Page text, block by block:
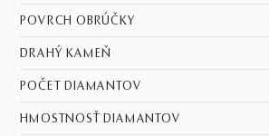
POVRCH OBRÚČKY
DRAHÝ KAMEŇ
POČET DIAMANTOV
HMOSTNOSŤ DIAMANTOV